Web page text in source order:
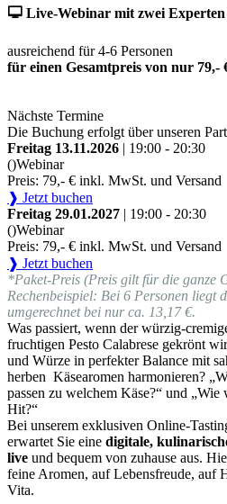
🖵 Live-Webinar mit zwei Experten
ausreichend für 4-6 Personen
für einen Gesamtpreis von nur 79,-
Nächste Termine
Die Buchung erfolgt über unseren
Freitag 13.11.2026 | 19:00 - 20:30
()Webinar
Preis: 79,- € inkl. MwSt. und Versand
❱ Jetzt buchen
Freitag 29.01.2027 | 19:00 - 20:30
()Webinar
Preis: 79,- € inkl. MwSt. und Versand
❱ Jetzt buchen
*Paket-Preis (Preis gilt für die ganze
Rechenbeispiel: Bei 6 Personen liegt
umgerechnet bei nur ca. 13,17 €.
Was passiert, wenn der würzig-
fruchtigen Pesto Calabrese gekrönt
und Würze in perfekter Balance mit
herben Käsearomen harmonieren?
passen zu welchem Käse?“ und
Hit?“
Bei unserem exklusiven Online-
erwartet Sie eine digitale,
live und bequem von zuhause aus.
feine Aromen, auf Lebensfreude, auf
Vita.